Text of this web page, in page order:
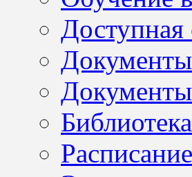
Доступная
Документы
Библиотека
Расписание